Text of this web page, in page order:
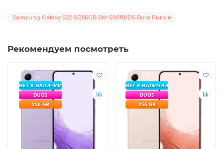
Samsung Galaxy S22 8/256GB SM-S901B/DS Bora Purple
Рекомендуем посмотреть
НЕТ В НАЛИЧИИ
DUOS
256 GB
НЕТ В НАЛИЧИИ
DUOS
256 GB